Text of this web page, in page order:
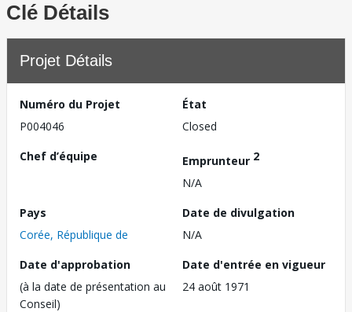
Clé Détails
Projet Détails
Numéro du Projet
P004046
État
Closed
Chef d’équipe
Emprunteur 2
N/A
Pays
Corée, République de
Date de divulgation
N/A
Date d'approbation
(à la date de présentation au
Conseil)
Date d'entrée en vigueur
24 août 1971